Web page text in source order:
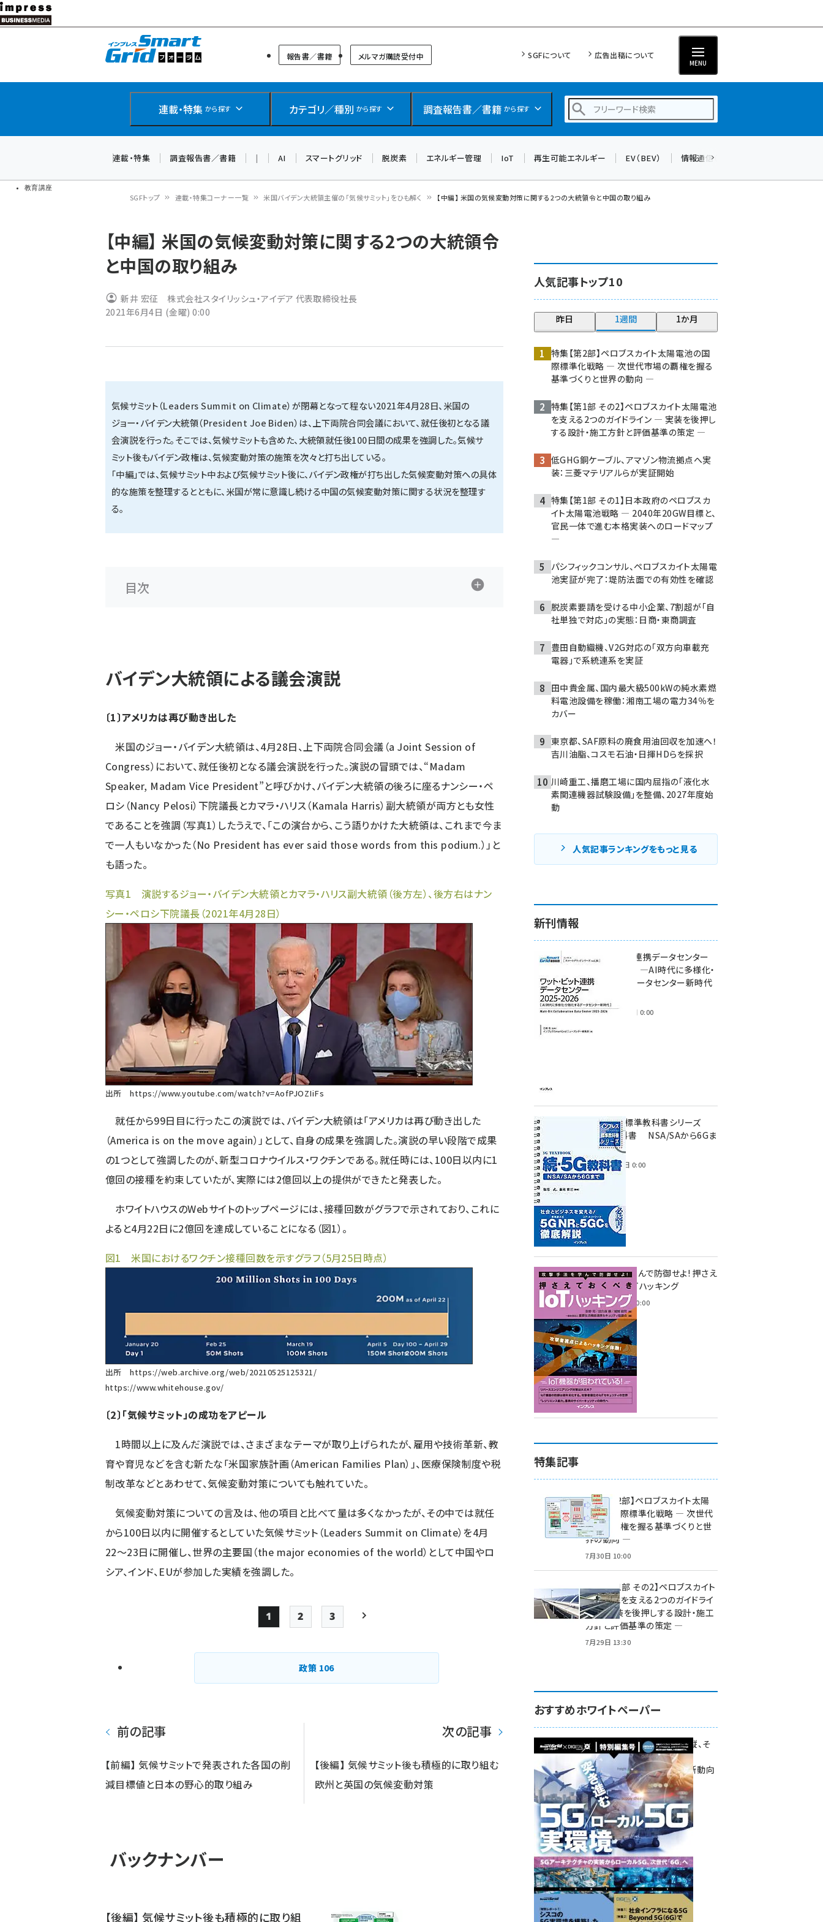
メ
イ
教育講座
スマートグリッドフォーラム
報告書／書籍 メルマガ購読受付中 SGFについて 広告出稿について
MENU
連載・特集 から探す カテゴリ／種別 から探す 調査報告書／書籍 から探す
新井 (358)
ngn (279)
大串 (222)
aitras (185)
タンデム (149)
連載・特集 調査報告書／書籍 | AI スマートグリッド 脱炭素 エネルギー管理 IoT 再生可能エネルギー EV（BEV） 情報通信（ICT）
ン
く
ず
SGFトップ 連載・特集コーナー一覧 米国バイデン大統領主催の「気候サミット」をひも解く 【中編】 米国の気候変動対策に関する2つの大統領令と中国の取り組み
【中編】 米国の気候変動対策に関する2つの大統領令
と中国の取り組み
新井 宏征 株式会社スタイリッシュ・アイデア 代表取締役社長
2021年6月4日 (金曜) 0:00
気候サミット（Leaders Summit on Climate）が閉幕となって程ない2021年4月28日、米国の
ジョー・バイデン大統領（President Joe Biden）は、上下両院合同会議において、就任後初となる議
会演説を行った。そこでは、気候サミットも含めた、大統領就任後100日間の成果を強調した。気候サ
ミット後もバイデン政権は、気候変動対策の施策を次々と打ち出している。
「中編」では、気候サミット中および気候サミット後に、バイデン政権が打ち出した気候変動対策への具体
的な施策を整理するとともに、米国が常に意識し続ける中国の気候変動対策に関する状況を整理す
る。
目次
バイデン大統領による議会演説
〔1〕アメリカは再び動き出した
米国のジョー・バイデン大統領は、4月28日、上下両院合同会議（a Joint Session of
Congress）において、就任後初となる議会演説を行った。演説の冒頭では、“Madam
Speaker, Madam Vice President”と呼びかけ、バイデン大統領の後ろに座るナンシー・ペ
ロシ（Nancy Pelosi）下院議長とカマラ・ハリス（Kamala Harris）副大統領が両方とも女性
であることを強調（写真1）したうえで、「この演台から、こう語りかけた大統領は、これまで今ま
で一人もいなかった（No President has ever said those words from this podium.）」と
も語った。
写真1 演説するジョー・バイデン大統領とカマラ・ハリス副大統領（後方左）、後方右はナン
シー・ペロシ下院議長（2021年4月28日）
出所https://www.youtube.com/watch?v=AofPJOZIiFs
就任から99日目に行ったこの演説では、バイデン大統領は「アメリカは再び動き出した
（America is on the move again）」として、自身の成果を強調した。演説の早い段階で成果
の1つとして強調したのが、新型コロナウイルス・ワクチンである。就任時には、100日以内に1
億回の接種を約束していたが、実際には2億回以上の提供ができたと発表した。
ホワイトハウスのWebサイトのトップページには、接種回数がグラフで示されており、これに
よると4月22日に2億回を達成していることになる（図1）。
図1 米国におけるワクチン接種回数を示すグラフ（5月25日時点）
出所https://web.archive.org/web/20210525125321/
https://www.whitehouse.gov/
〔2〕「気候サミット」の成功をアピール
1時間以上に及んだ演説では、さまざまなテーマが取り上げられたが、雇用や技術革新、教
育や育児などを含む新たな「米国家族計画（American Families Plan）」、医療保険制度や税
制改革などとあわせて、気候変動対策についても触れていた。
気候変動対策についての言及は、他の項目と比べて量は多くなかったが、その中では就任
から100日以内に開催するとしていた気候サミット（Leaders Summit on Climate）を4月
22〜23日に開催し、世界の主要国（the major economies of the world）として中国やロ
シア、インド、EUが参加した実績を強調した。
ペー
ジ
送
Page
1
Page
2
Page
3
政策 106
前の記事
【前編】 気候サミットで発表された各国の削
減目標値と日本の野心的取り組み
次の記事
【後編】 気候サミット後も積極的に取り組む
欧州と英国の気候変動対策
バックナンバー
【後編】 気候サミット後も積極的に取り組
人気記事トップ10
昨日 1週間 1か月
特集【第2部】ペロブスカイト太陽電池の国
際標準化戦略 ― 次世代市場の覇権を握る
基準づくりと世界の動向 ―
特集【第1部 その2】ペロブスカイト太陽電池
を支える2つのガイドライン ― 実装を後押し
する設計・施工方針と評価基準の策定 ―
低GHG銅ケーブル、アマゾン物流拠点へ実
装：三菱マテリアルらが実証開始
特集【第1部 その1】日本政府のペロブスカ
イト太陽電池戦略 ― 2040年20GW目標と、
官民一体で進む本格実装へのロードマップ
―
パシフィックコンサル、ペロブスカイト太陽電
池実証が完了：堤防法面での有効性を確認
脱炭素要請を受ける中小企業、7割超が「自
社単独で対応」の実態：日商・東商調査
豊田自動織機、V2G対応の「双方向車載充
電器」で系統連系を実証
田中貴金属、国内最大級500kWの純水素燃
料電池設備を稼働：湘南工場の電力34％を
カバー
東京都、SAF原料の廃食用油回収を加速へ！
吉川油脂、コスモ石油・日揮HDらを採択
川崎重工、播磨工場に国内屈指の「液化水
素関連機器試験設備」を整備、2027年度始
動
人気記事ランキングをもっと見る
新刊情報
ワット・ビット連携データセンター
2025-2026 ―AI時代に多様化・
分散化するデータセンター新時代
2025年11月28日 0:00
インプレス標準教科書シリーズ
続・5G教科書 NSA/SAから6Gま
2023年4月3日 0:00
攻撃手法を学んで防御せよ! 押さえ
ておくべきIoTハッキング
2022年6月14日 0:00
特集記事
特集【第2部】ペロブスカイト太陽
電池の国際標準化戦略 ― 次世代
市場の覇権を握る基準づくりと世
界の動向 ―
7月30日 10:00
特集【第1部 その2】ペロブスカイト
太陽電池を支える2つのガイドライ
ン ― 実装を後押しする設計・施工
方針と評価基準の策定 ―
7月29日 13:30
おすすめホワイトペーパー
環境対策、建機の遠隔操縦、そ
して医療。
次世代通信規格「5G」最新動向
をこの1冊で学ぶ
SmartGrid ニューズレター ×
DIGITAL X 特別編集号 2022
Summer